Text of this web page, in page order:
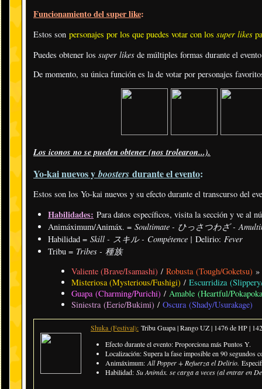
Funcionamiento del super like:
Estos son personajes por los que puedes votar con los super likes
Puedes obtener los super likes de múltiples formas durante el
De momento, su única función es la de votar por personajes
Los iconos no se pueden obtener (nos trolearon...).
Yo-kai nuevos yboosters durante el evento:
Estos son los Yo-kai nuevos y su efecto durante el transcurso del
Habilidades: Para datos específicos, visita la sección y ve al
Animáximum/Animáx. = Soultimate - ひっさつわざ -
Habilidad = Skill - スキル - Compétence | Delirio: Fever
Tribu = Tribes - 種族
Valiente (Brave/Isamashi) / Robusta (Tough/Goketsu) »
Misteriosa (Mysterious/Fushigi) / Escurridiza
Guapa (Charming/Purichi) / Amable (Heartful/
Siniestra (Eerie/Bukimi) / Oscura (Shady/Usurakage)
Shuka (Festival): Tribu Guapa | Rango UZ | 1476 de HP |
Efecto durante el evento: Proporciona más Puntos Y.
Localización: Supera la fase imposible en 90 segundos
Animáximum: All Popper + Refuerza el Delirio.
Habilidad: Su Animáx. se carga a veces (al entrar en